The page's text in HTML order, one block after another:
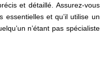
et détaillé. Assurez-vous
essentielles et qu’il utilise un
n’étant pas spécialiste